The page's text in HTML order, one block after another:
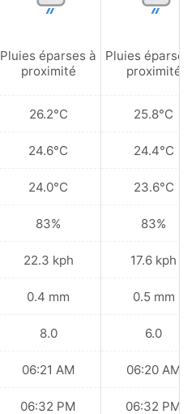
Pluies éparses à
proximité
26.2°C
24.6°C
24.0°C
83%
22.3 kph
0.4 mm
8.0
06:21 AM
06:32 PM
Pluies éparses
proximité
25.8°C
24.4°C
23.6°C
83%
17.6 kph
0.5 mm
6.0
06:20 AM
06:32 PM